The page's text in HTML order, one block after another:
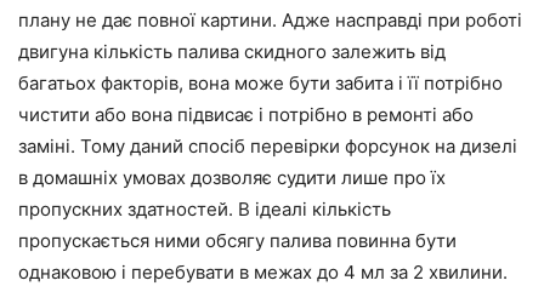
плану не дає повної картини. Адже насправді при роботі
двигуна кількість палива скидного залежить від
багатьох факторів, вона може бути забита і її потрібно
чистити або вона підвисає і потрібно в ремонті або
заміні. Тому даний спосіб перевірки форсунок на дизелі
в домашніх умовах дозволяє судити лише про їх
пропускних здатностей. В ідеалі кількість
пропускається ними обсягу палива повинна бути
однаковою і перебувати в межах до 4 мл за 2 хвилини.